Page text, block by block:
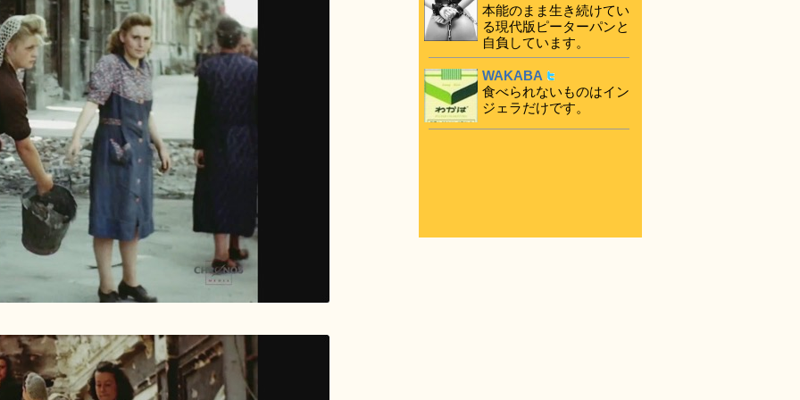
本能のまま生き続けてい
る現代版ピーターパンと
自負しています。
WAKABA
食べられないものはイン
ジェラだけです。